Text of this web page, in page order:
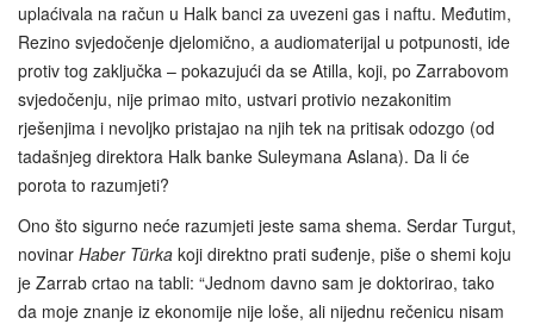
uplaćivala na račun u Halk banci za uvezeni gas i naftu. Međutim,
Rezino svjedočenje djelomično, a audiomaterijal u potpunosti, ide
protiv tog zaključka – pokazujući da se Atilla, koji, po Zarrabovom
svjedočenju, nije primao mito, ustvari protivio nezakonitim
rješenjima i nevoljko pristajao na njih tek na pritisak odozgo (od
tadašnjeg direktora Halk banke Suleymana Aslana). Da li će
porota to razumjeti?
Ono što sigurno neće razumjeti jeste sama shema. Serdar Turgut,
novinar Haber Türka koji direktno prati suđenje, piše o shemi koju
je Zarrab crtao na tabli: “Jednom davno sam je doktorirao, tako
da moje znanje iz ekonomije nije loše, ali nijednu rečenicu nisam